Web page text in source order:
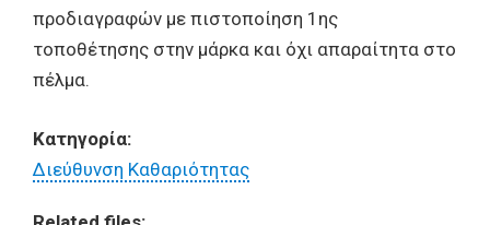
προδιαγραφών με πιστοποίηση 1ης
τοποθέτησης στην μάρκα και όχι απαραίτητα στο
πέλμα.
Κατηγορία:
Διεύθυνση Καθαριότητας